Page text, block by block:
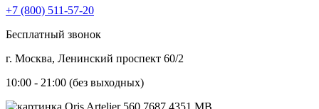
+7 (800) 511-57-20
Бесплатный звонок
г. Москва, Ленинский проспект 60/2
10:00 - 21:00 (без выходных)